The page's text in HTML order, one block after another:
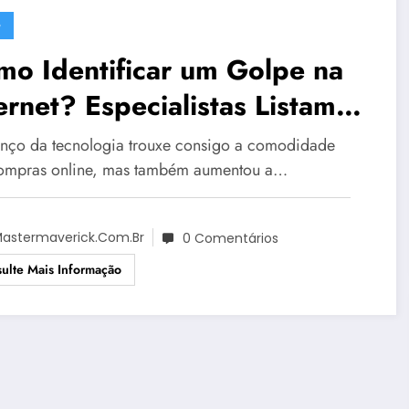
Identificar um Golpe na
Especialistas Listam 7
de se Proteger Contra
Online no Dia dos Pais
da tecnologia trouxe consigo a comodidade
online, mas também aumentou a…
0 Comentários
Mais Informação